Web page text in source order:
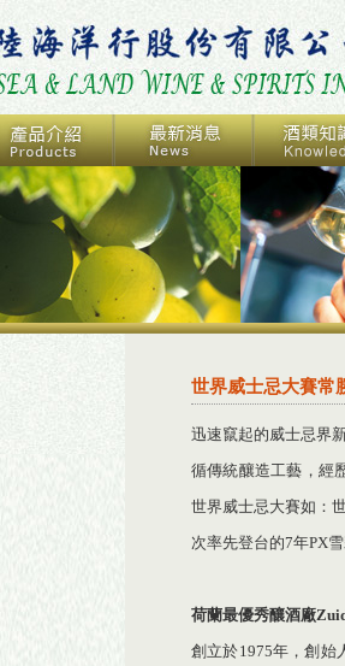
世界威士忌大賽常
迅速竄起的威士忌界
循傳統釀造工藝，經
世界威士忌大賽如：
次率先登台的7年PX
荷蘭最優秀釀酒廠
創立於1975年，創始